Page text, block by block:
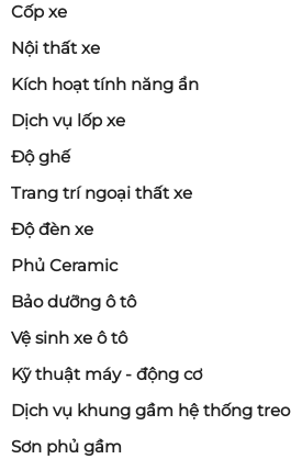
Cốp xe
Nội thất xe
Kích hoạt tính năng ẩn
Dịch vụ lốp xe
Độ ghế
Trang trí ngoại thất xe
Độ đèn xe
Phủ Ceramic
Bảo dưỡng ô tô
Vệ sinh xe ô tô
Kỹ thuật máy - động cơ
Dịch vụ khung gầm hệ thống treo
Sơn phủ gầm